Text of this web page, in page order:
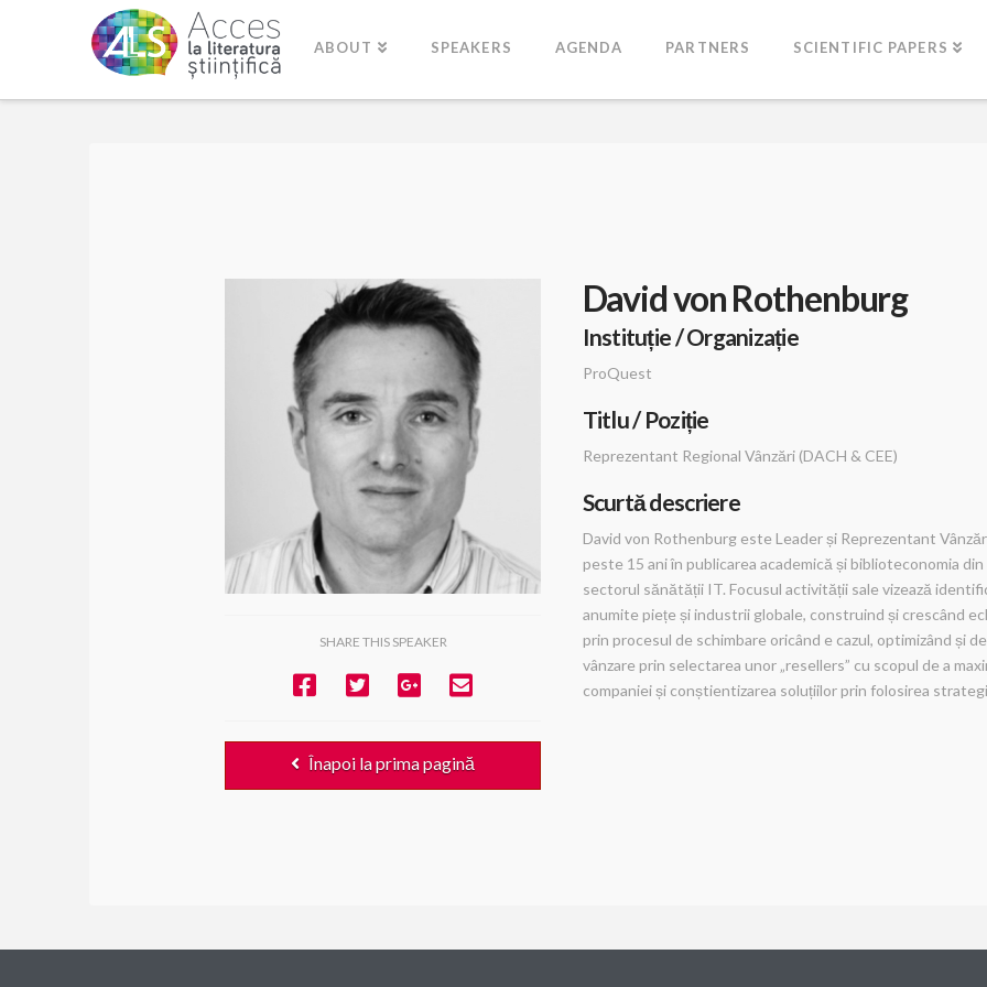
ABOUT SPEAKERS AGENDA PARTNERS SCIENTIFIC PAPERS
SHARE THIS SPEAKER
Înapoi la prima pagină
David von Rothenburg
Instituție / Organizație
ProQuest
Titlu / Poziție
Reprezentant Regional Vânzări (DACH & CEE)
Scurtă descriere
David von Rothenburg este Leader și Reprezentant
peste 15 ani în publicarea academică și biblioteconomia
sectorul sănătății IT. Focusul activității sale vizează
anumite piețe și industrii globale, construind și crescând
prin procesul de schimbare oricând e cazul, optimizând și
vânzare prin selectarea unor „resellers” cu scopul de a
companiei și conștientizarea soluțiilor prin folosirea